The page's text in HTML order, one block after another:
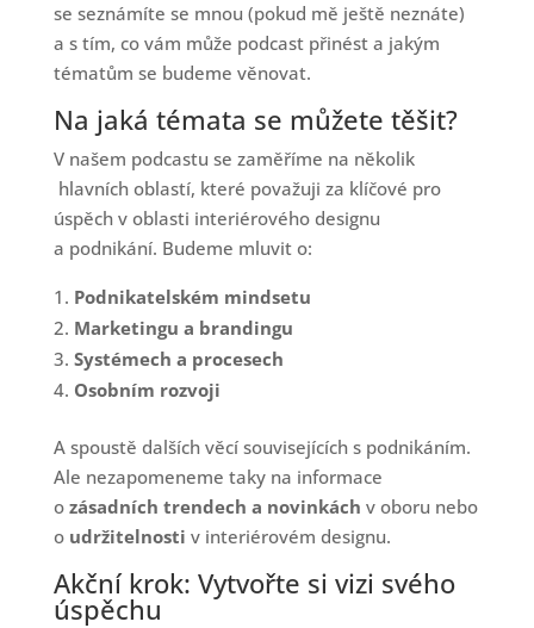
se seznámíte se mnou (pokud mě ještě neznáte)
a s tím, co vám může podcast přinést a jakým
tématům se budeme věnovat.
Na jaká témata se můžete těšit?
V našem podcastu se zaměříme na několik
hlavních oblastí, které považuji za klíčové pro
úspěch v oblasti interiérového designu
a podnikání. Budeme mluvit o:
Podnikatelském mindsetu
Marketingu a brandingu
Systémech a procesech
Osobním rozvoji
A spoustě dalších věcí souvisejících s podnikáním.
Ale nezapomeneme taky na informace
o zásadních trendech a novinkách v oboru nebo
o udržitelnosti v interiérovém designu.
Akční krok: Vytvořte si vizi svého
úspěchu